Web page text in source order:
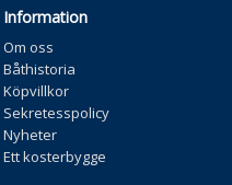
Information
Om oss
Båthistoria
Köpvillkor
Sekretesspolicy
Nyheter
Ett kosterbygge